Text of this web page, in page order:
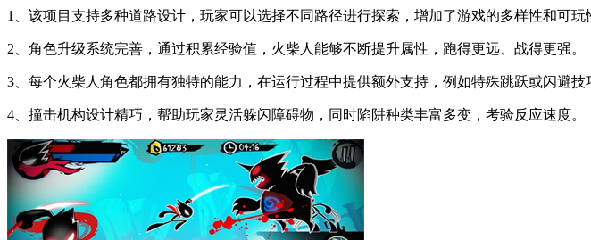
1、该项目支持多种道路设计，玩家可以选择不同路径进行探索，增加了游戏的多样性和可玩
2、角色升级系统完善，通过积累经验值，火柴人能够不断提升属性，跑得更远、战得更强。
3、每个火柴人角色都拥有独特的能力，在运行过程中提供额外支持，例如特殊跳跃或闪避技
4、撞击机构设计精巧，帮助玩家灵活躲闪障碍物，同时陷阱种类丰富多变，考验反应速度。